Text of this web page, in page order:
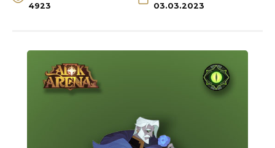
4923 03.03.2023